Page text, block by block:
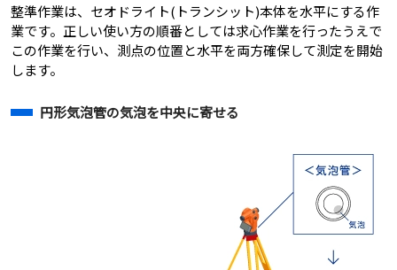
整準作業は、セオドライト(トランシット)本体を水平にする作
業です。正しい使い方の順番としては求心作業を行ったうえで
この作業を行い、測点の位置と水平を両方確保して測定を開始
します。
円形気泡管の気泡を中央に寄せる